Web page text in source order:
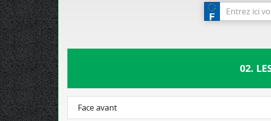
02.
Face avant